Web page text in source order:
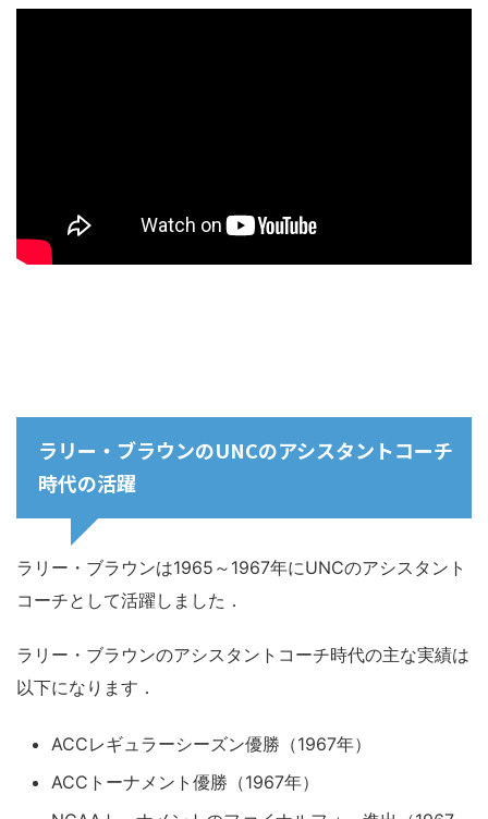
ラリー・ブラウンのUNCのアシスタントコーチ
時代の活躍
ラリー・ブラウンは1965～1967年にUNCのアシスタント
コーチとして活躍しました．
ラリー・ブラウンのアシスタントコーチ時代の主な実績は
以下になります．
ACCレギュラーシーズン優勝（1967年）
ACCトーナメント優勝（1967年）